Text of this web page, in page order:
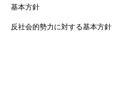
基本方針
反社会的勢力に対する基本方針